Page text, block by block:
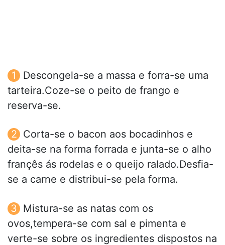
Descongela-se a massa e forra-se uma
tarteira.Coze-se o peito de frango e
reserva-se.
Corta-se o bacon aos bocadinhos e
deita-se na forma forrada e junta-se o alho
françês ás rodelas e o queijo ralado.Desfia-
se a carne e distribui-se pela forma.
Mistura-se as natas com os
ovos,tempera-se com sal e pimenta e
verte-se sobre os ingredientes dispostos na